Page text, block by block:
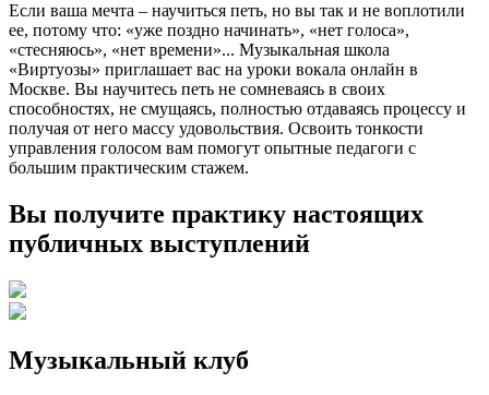
Если ваша мечта – научиться петь, но вы так и не воплотили
ее, потому что: «уже поздно начинать», «нет голоса»,
«стесняюсь», «нет времени»... Музыкальная школа
«Виртуозы» приглашает вас на уроки вокала онлайн в
Москве. Вы научитесь петь не сомневаясь в своих
способностях, не смущаясь, полностью отдаваясь процессу и
получая от него массу удовольствия. Освоить тонкости
управления голосом вам помогут опытные педагоги с
большим практическим стажем.
Вы получите практику настоящих
публичных выступлений
Музыкальный клуб